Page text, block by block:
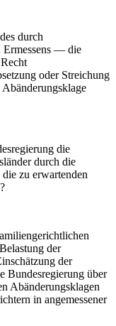
durch
Ermessens — die
oder Streichung
die
durch die
zu erwartenden
der
der
Bundesregierung über
Abänderungsklagen
in angemessener